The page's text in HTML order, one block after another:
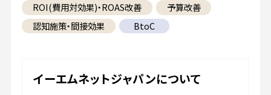
ROI(費用対効果)・ROAS改善
予算改善
認知施策・間接効果
BtoC
イーエムネットジャパンについて